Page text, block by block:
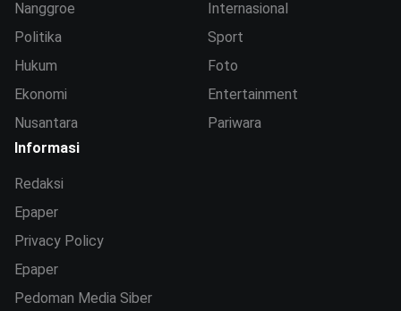
Nanggroe
Politika
Hukum
Ekonomi
Nusantara
Internasional
Sport
Foto
Entertainment
Pariwara
Informasi
Redaksi
Epaper
Privacy Policy
Epaper
Pedoman Media Siber